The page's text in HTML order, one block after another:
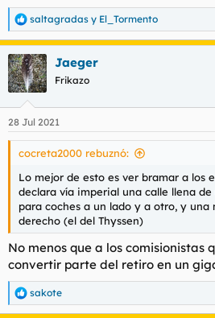
R
e
c
c
i
e
s
saltagradas y El_Tormento
Jaeger
Frikazo
28 Jul 2021
cocreta2000 rebuznó:
Lo mejor de esto es ver bramar a los
declara vía imperial una calle llena
para coches a un lado y a otro, y una
derecho (el del Thyssen)
No menos que a los comisionistas
convertir parte del retiro en un
R
e
sakote